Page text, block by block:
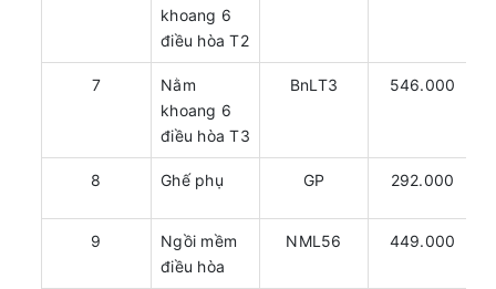
khoang 6
điều hòa T2
7
Nằm
khoang 6
điều hòa T3
BnLT3 546.000
8 Ghế phụ GP 292.000
9
Ngồi mềm
điều hòa
NML56 449.000